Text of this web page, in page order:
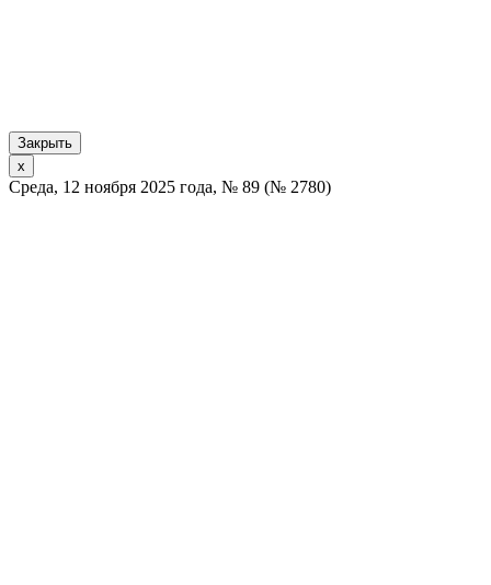
Закрыть
x
Среда, 12 ноября 2025 года, № 89 (№ 2780)